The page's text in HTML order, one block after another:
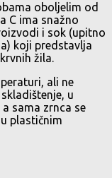
oboljelim od
C ima snažno
i sok (upitno
koji predstavlja
žila.
ali ne
u
sama zrnca se
plastičnim